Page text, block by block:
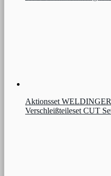
Aktionsset WELDINGER
Verschleißteileset CUT